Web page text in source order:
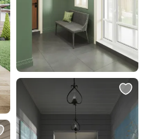
Люстра Lightstar SFERETTA LED
3000K 1х3W 801010